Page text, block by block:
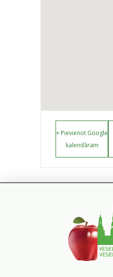
+ Pievienot Google
kalendāram